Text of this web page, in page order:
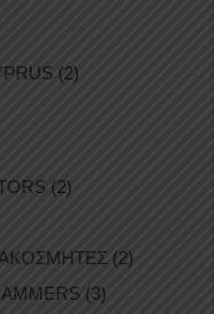
(2)
(2)
(2)
(3)